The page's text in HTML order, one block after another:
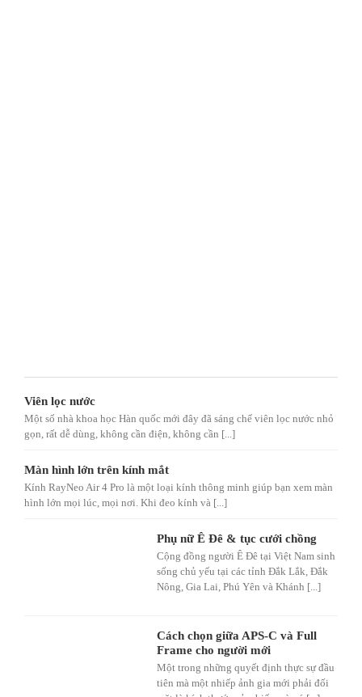
Viên lọc nước
Một số nhà khoa học Hàn quốc mới đây đã sáng chế viên lọc nước nhỏ
gọn, rất dễ dùng, không cần điện, không cần [...]
Màn hình lớn trên kính mắt
Kính RayNeo Air 4 Pro là một loại kính thông minh giúp bạn xem màn
hình lớn mọi lúc, mọi nơi. Khi đeo kính và [...]
Phụ nữ Ê Đê & tục cưới chồng
Cộng đồng người Ê Đê tại Việt Nam sinh
sống chủ yếu tại các tỉnh Đắk Lắk, Đắk
Nông, Gia Lai, Phú Yên và Khánh [...]
Cách chọn giữa APS-C và Full
Frame cho người mới
Một trong những quyết định thực sự đầu
tiên mà một nhiếp ảnh gia mới phải đối